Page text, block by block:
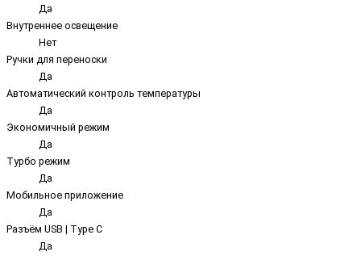
Да
Внутреннее освещение
Нет
Ручки для переноски
Да
Автоматический контроль температуры
Да
Экономичный режим
Да
Турбо режим
Да
Мобильное приложение
Да
Разъём USB | Type C
Да